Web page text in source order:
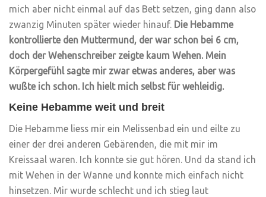
mich aber nicht einmal auf das Bett setzen, ging dann also
zwanzig Minuten später wieder hinauf. Die Hebamme
kontrollierte den Muttermund, der war schon bei 6 cm,
doch der Wehenschreiber zeigte kaum Wehen. Mein
Körpergefühl sagte mir zwar etwas anderes, aber was
wußte ich schon. Ich hielt mich selbst für wehleidig.
Keine Hebamme weit und breit
Die Hebamme liess mir ein Melissenbad ein und eilte zu
einer der drei anderen Gebärenden, die mit mir im
Kreissaal waren. Ich konnte sie gut hören. Und da stand ich
mit Wehen in der Wanne und konnte mich einfach nicht
hinsetzen. Mir wurde schlecht und ich stieg laut